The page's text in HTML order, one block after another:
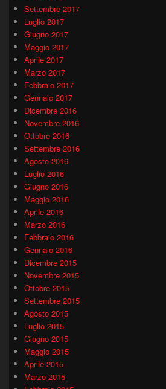
Settembre 2017
Luglio 2017
Giugno 2017
Maggio 2017
Aprile 2017
Marzo 2017
Febbraio 2017
Gennaio 2017
Dicembre 2016
Novembre 2016
Ottobre 2016
Settembre 2016
Agosto 2016
Luglio 2016
Giugno 2016
Maggio 2016
Aprile 2016
Marzo 2016
Febbraio 2016
Gennaio 2016
Dicembre 2015
Novembre 2015
Ottobre 2015
Settembre 2015
Agosto 2015
Luglio 2015
Giugno 2015
Maggio 2015
Aprile 2015
Marzo 2015